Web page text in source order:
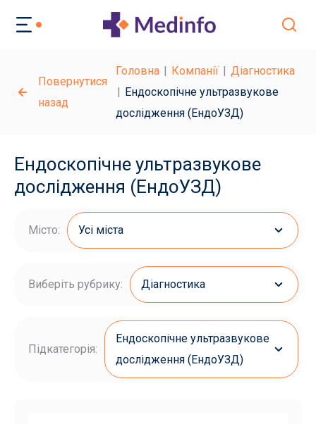
Повернутися
назад
Головна Компанії
Діагностика
Ендоскопічне ультразвукове
дослідження (ЕндоУЗД)
Ендоскопічне ультразвукове
дослідження (ЕндоУЗД)
Місто: Усі міста
Виберіть рубрику: Діагностика
Підкатегорія:
Ендоскопічне ультразвукове
дослідження (ЕндоУЗД)